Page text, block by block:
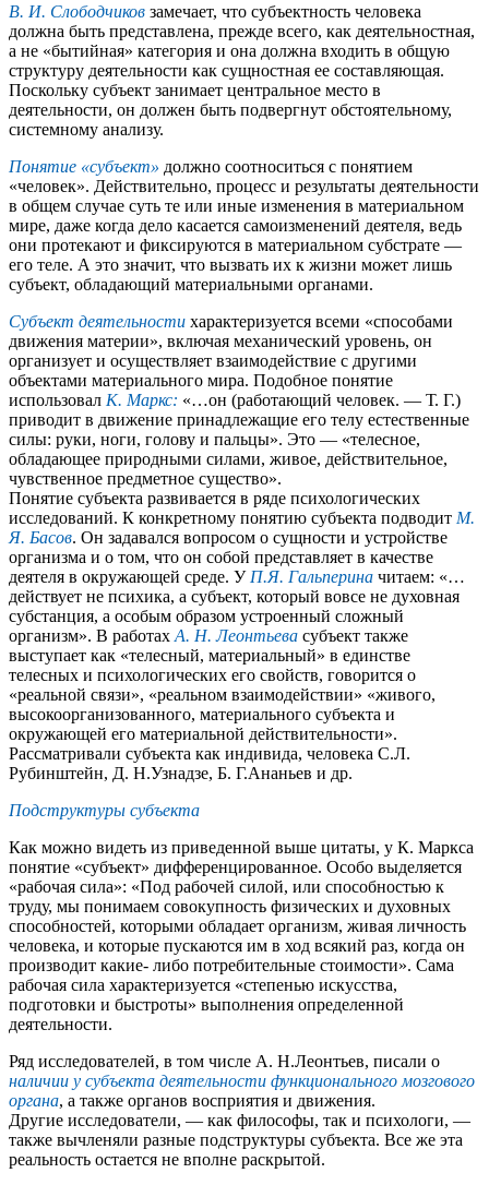
В. И. Слободчиков замечает, что субъектность человека
должна быть представлена, прежде всего, как деятельностная,
а не «бытийная» категория и она должна входить в общую
структуру деятельности как сущностная ее составляющая.
Поскольку субъект занимает центральное место в
деятельности, он должен быть подвергнут обстоятельному,
системному анализу.
Понятие «субъект» должно соотноситься с понятием
«человек». Действительно, процесс и результаты деятельности
в общем случае суть те или иные изменения в материальном
мире, даже когда дело касается самоизменений деятеля, ведь
они протекают и фиксируются в материальном субстрате —
его теле. А это значит, что вызвать их к жизни может лишь
субъект, обладающий материальными органами.
Субъект деятельности характеризуется всеми «способами
движения материи», включая механический уровень, он
организует и осуществляет взаимодействие с другими
объектами материального мира. Подобное понятие
использовал К. Маркс: «…он (работающий человек. — Т. Г.)
приводит в движение принадлежащие его телу естественные
силы: руки, ноги, голову и пальцы». Это — «телесное,
обладающее природными силами, живое, действительное,
чувственное предметное существо».
Понятие субъекта развивается в ряде психологических
исследований. К конкретному понятию субъекта подводит М.
Я. Басов. Он задавался вопросом о сущности и устройстве
организма и о том, что он собой представляет в качестве
деятеля в окружающей среде. У П.Я. Гальперина читаем: «…
действует не психика, а субъект, который вовсе не духовная
субстанция, а особым образом устроенный сложный
организм». В работах А. Н. Леонтьева субъект также
выступает как «телесный, материальный» в единстве
телесных и психологических его свойств, говорится о
«реальной связи», «реальном взаимодействии» «живого,
высокоорганизованного, материального субъекта и
окружающей его материальной действительности».
Рассматривали субъекта как индивида, человека С.Л.
Рубинштейн, Д. Н.Узнадзе, Б. Г.Ананьев и др.
Подструктуры субъекта
Как можно видеть из приведенной выше цитаты, у К. Маркса
понятие «субъект» дифференцированное. Особо выделяется
«рабочая сила»: «Под рабочей силой, или способностью к
труду, мы понимаем совокупность физических и духовных
способностей, которыми обладает организм, живая личность
человека, и которые пускаются им в ход всякий раз, когда он
производит какие- либо потребительные стоимости». Сама
рабочая сила характеризуется «степенью искусства,
подготовки и быстроты» выполнения определенной
деятельности.
Ряд исследователей, в том числе А. Н.Леонтьев, писали о
наличии у субъекта деятельности функционального мозгового
органа, а также органов восприятия и движения.
Другие исследователи, — как философы, так и психологи, —
также вычленяли разные подструктуры субъекта. Все же эта
реальность остается не вполне раскрытой.